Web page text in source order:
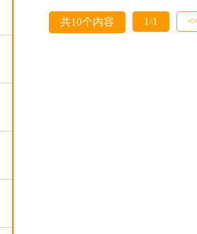
共10个内容 1/1